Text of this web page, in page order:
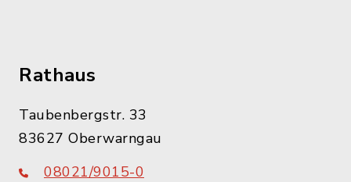
Rathaus
Taubenbergstr. 33
83627 Oberwarngau
08021/9015-0